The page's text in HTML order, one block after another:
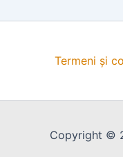
Termeni și
Copyright ©